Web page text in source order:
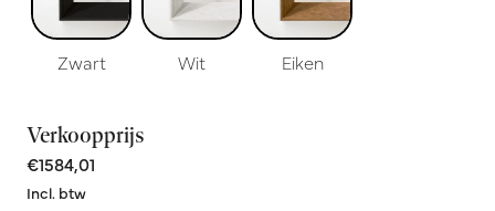
Zwart Wit Eiken
Verkoopprijs
€1584,01
Incl. btw